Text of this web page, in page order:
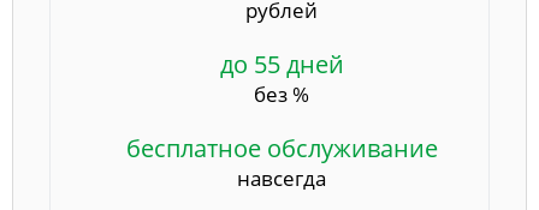
рублей
до 55 дней
без %
бесплатное обслуживание
навсегда